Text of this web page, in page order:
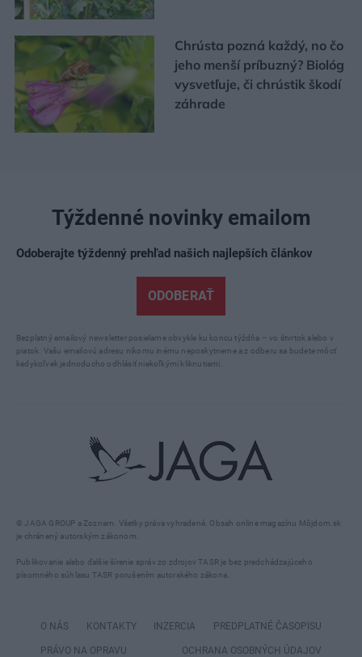
Chrústa pozná každý, no čo
jeho menší príbuzný? Biológ
vysvetľuje, či chrústik škodí
záhrade
© JAGA GROUP a Zoznam. Všetky práva vyhradené. Obsah online magazínu Môjdom.sk
je chránený autorským zákonom.
Publikovanie alebo ďalšie šírenie správ zo zdrojov TASR je bez predchádzajúceho
písomného súhlasu TASR porušením autorského zákona.
Týždenné novinky emailom
Odoberajte týždenný prehľad našich najlepších článkov
ODOBERAŤ
Bezplatný emailový newsletter posielame obvykle ku koncu týždňa – vo štvrtok alebo v
piatok. Vašu emailovú adresu nikomu inému neposkytneme a z odberu sa budete môcť
kedykoľvek jednoducho odhlásiť niekoľkými kliknutiami.
O NÁS KONTAKTY INZERCIA PREDPLATNÉ ČASOPISU
PRÁVO NA OPRAVU OCHRANA OSOBNÝCH ÚDAJOV